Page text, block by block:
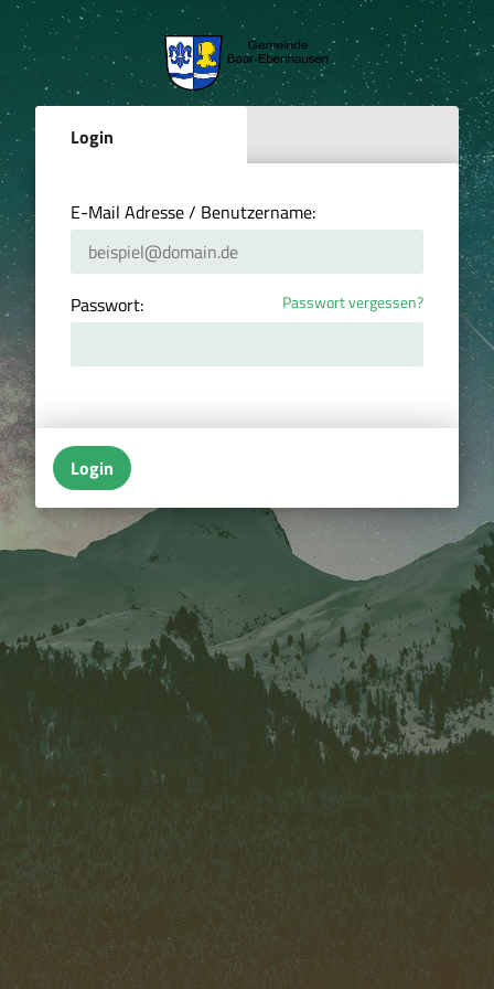
Login
E-Mail Adresse / Benutzername:
Passwort: Passwort vergessen?
Login